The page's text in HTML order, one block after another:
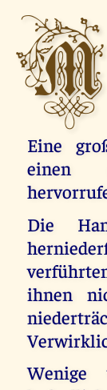
M
Eine
einen
Die
ihnen